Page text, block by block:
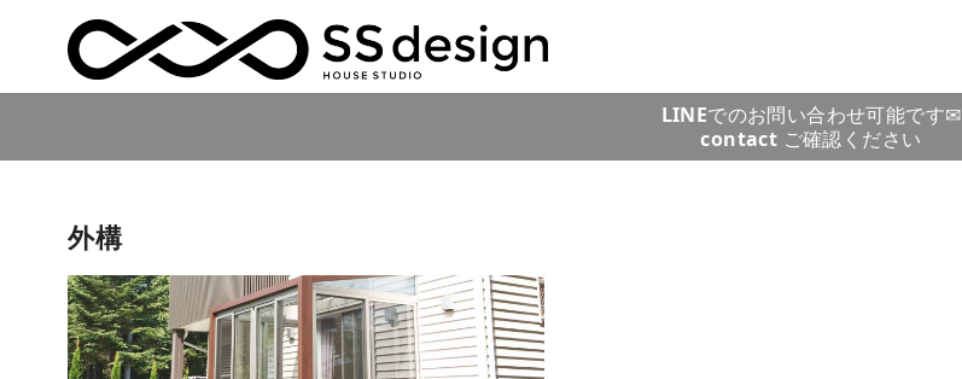
LINEでのお問い合わせ可能です✉
contact ご確認ください
外構